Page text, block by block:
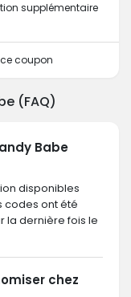
supplémentaire
coupon
(FAQ)
Babe
disponibles
codes ont été
la dernière fois le
chez